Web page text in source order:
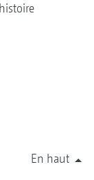
En haut